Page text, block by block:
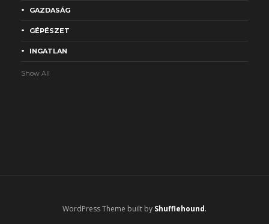
GAZDASÁG
GÉPÉSZET
INGATLAN
Show All
WordPress Theme built by Shufflehound.